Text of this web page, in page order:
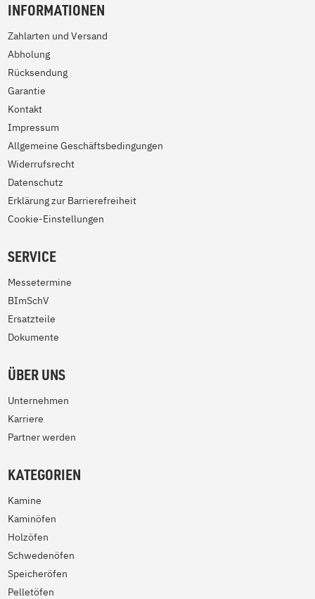
INFORMATIONEN
Zahlarten und Versand
Abholung
Rücksendung
Garantie
Kontakt
Impressum
Allgemeine Geschäftsbedingungen
Widerrufsrecht
Datenschutz
Erklärung zur Barrierefreiheit
Cookie-Einstellungen
SERVICE
Messetermine
BImSchV
Ersatzteile
Dokumente
ÜBER UNS
Unternehmen
Karriere
Partner werden
KATEGORIEN
Kamine
Kaminöfen
Holzöfen
Schwedenöfen
Speicheröfen
Pelletöfen